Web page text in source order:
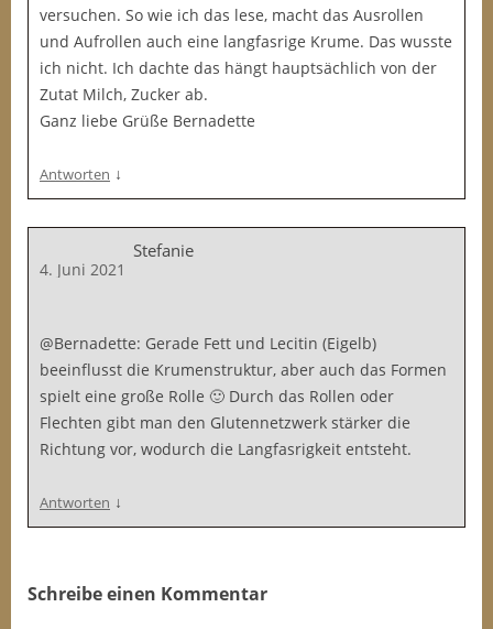
versuchen. So wie ich das lese, macht das Ausrollen
und Aufrollen auch eine langfasrige Krume. Das wusste
ich nicht. Ich dachte das hängt hauptsächlich von der
Zutat Milch, Zucker ab.
Ganz liebe Grüße Bernadette
Antworten ↓
Stefanie
4. Juni 2021
@Bernadette: Gerade Fett und Lecitin (Eigelb)
beeinflusst die Krumenstruktur, aber auch das Formen
spielt eine große Rolle 🙂 Durch das Rollen oder
Flechten gibt man den Glutennetzwerk stärker die
Richtung vor, wodurch die Langfasrigkeit entsteht.
Antworten ↓
Schreibe einen Kommentar